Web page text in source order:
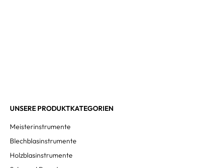
UNSERE PRODUKTKATEGORIEN
Meisterinstrumente
Blechblasinstrumente
Holzblasinstrumente